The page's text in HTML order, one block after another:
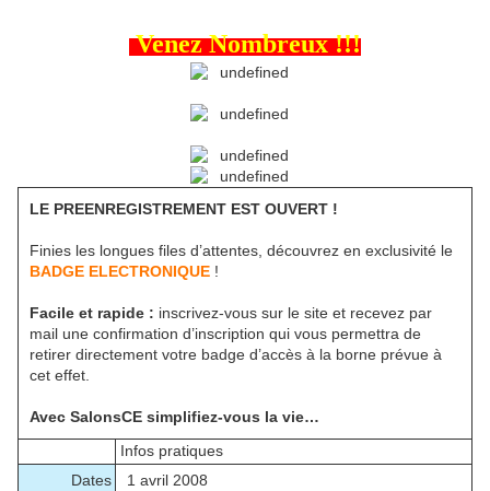
Venez Nombreux !!!
LE PREENREGISTREMENT EST OUVERT !
Finies les longues files d’attentes, découvrez en exclusivité le
BADGE ELECTRONIQUE !
Facile et rapide : inscrivez-vous sur le site et recevez par
mail une confirmation d’inscription qui vous permettra de
retirer directement votre badge d’accès à la borne prévue à
cet effet.
Avec SalonsCE simplifiez-vous la vie…
Infos pratiques
Dates
1 avril 2008